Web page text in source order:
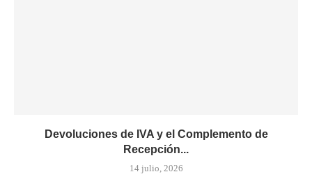
Devoluciones de IVA y el Complemento de
Recepción...
14 julio, 2026